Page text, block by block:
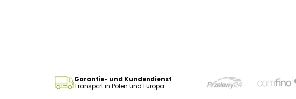
Garantie- und Kundendienst
Transport in Polen und Europa